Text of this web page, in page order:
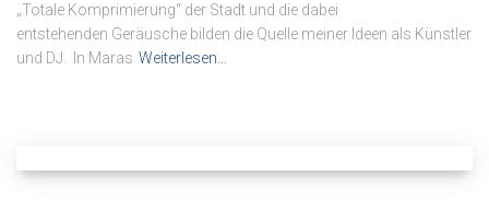
„Totale Komprimierung“ der Stadt und die dabei
entstehenden Geräusche bilden die Quelle meiner Ideen als Künstler
und DJ. In Maras Weiterlesen…